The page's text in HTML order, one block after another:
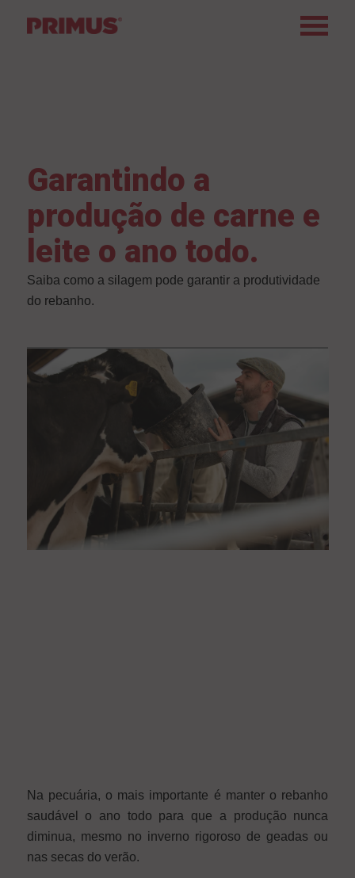
Garantindo a
produção de carne e
leite o ano todo.
Saiba como a silagem pode garantir a produtividade
do rebanho.
Na pecuária, o mais importante é manter o rebanho
saudável o ano todo para que a produção nunca
diminua, mesmo no inverno rigoroso de geadas ou
nas secas do verão.